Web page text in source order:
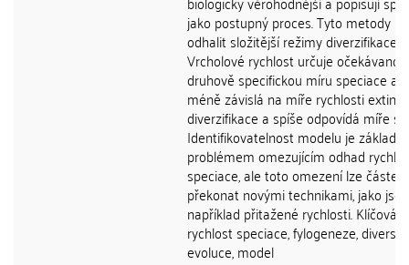
jako postupný proces. Tyto metody
odhalit složitější režimy diverzifikace.
Vrcholové rychlost určuje očekávanou
druhově specifickou míru speciace a
méně závislá na míře rychlosti
diverzifikace a spíše odpovídá míře
Identifikovatelnost modelu je
problémem omezujícím odhad
speciace, ale toto omezení lze
překonat novými technikami, jako jsou
například přitažené rychlosti. Klíčová
rychlost speciace, fylogeneze,
evoluce, model